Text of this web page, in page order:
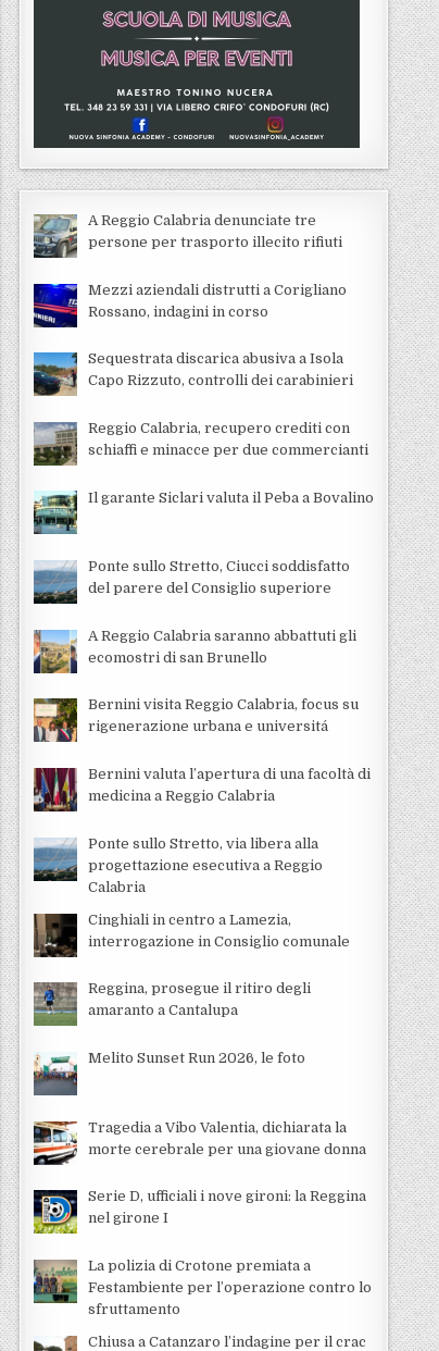
A Reggio Calabria denunciate tre
persone per trasporto illecito rifiuti
Mezzi aziendali distrutti a Corigliano
Rossano, indagini in corso
Sequestrata discarica abusiva a Isola
Capo Rizzuto, controlli dei carabinieri
Reggio Calabria, recupero crediti con
schiaffi e minacce per due commercianti
Il garante Siclari valuta il Peba a Bovalino
Ponte sullo Stretto, Ciucci soddisfatto
del parere del Consiglio superiore
A Reggio Calabria saranno abbattuti gli
ecomostri di san Brunello
Bernini visita Reggio Calabria, focus su
rigenerazione urbana e universitá
Bernini valuta l’apertura di una facoltà di
medicina a Reggio Calabria
Ponte sullo Stretto, via libera alla
progettazione esecutiva a Reggio
Calabria
Cinghiali in centro a Lamezia,
interrogazione in Consiglio comunale
Reggina, prosegue il ritiro degli
amaranto a Cantalupa
Melito Sunset Run 2026, le foto
Tragedia a Vibo Valentia, dichiarata la
morte cerebrale per una giovane donna
Serie D, ufficiali i nove gironi: la Reggina
nel girone I
La polizia di Crotone premiata a
Festambiente per l’operazione contro lo
sfruttamento
Chiusa a Catanzaro l’indagine per il crac